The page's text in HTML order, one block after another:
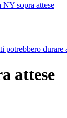
sopra attese
potrebbero durare
attese